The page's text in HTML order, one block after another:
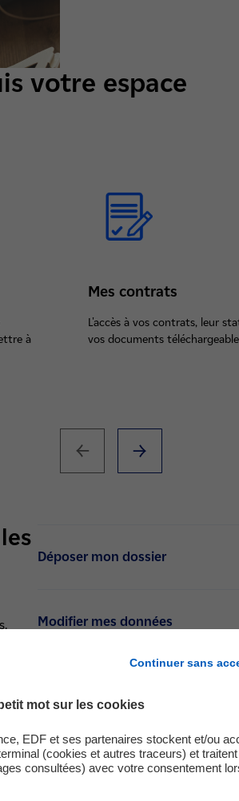
votre espace
à
Mes contrats
L'accès à vos contrats, leur
vos documents
Déposer mon dossier
Modifier mes données
Ajouter un co-titulaire
Continuer sans
mot sur les cookies
EDF et ses partenaires stockent et/ou
(cookies et autres traceurs) et
consultées) avec votre consentement